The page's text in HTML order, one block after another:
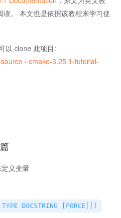
。 本文也是依据该教程来学习使
以 clone 此项目:
- cmake-3.25.1-tutorial-
义变量
DOCSTRING [FORCE]])